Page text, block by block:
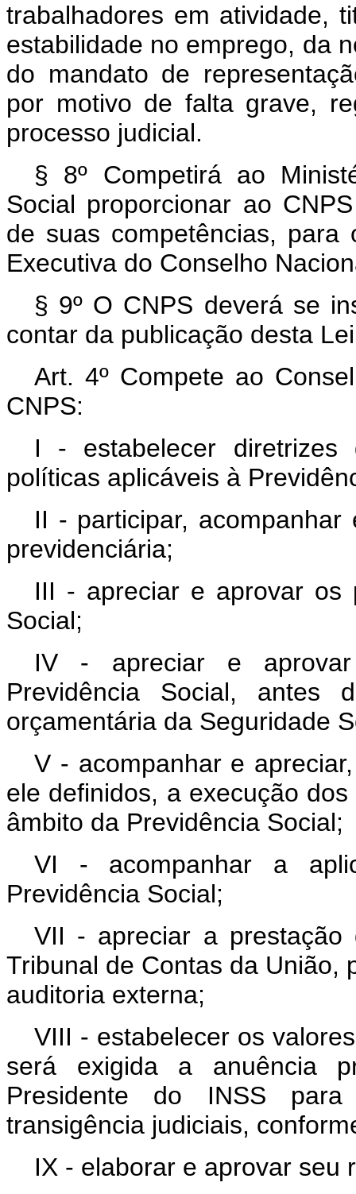
trabalhadores em atividade,
estabilidade no emprego, da
do mandato de
por motivo de falta grave,
processo judicial.
§ 8º Competirá ao
Social proporcionar ao
de suas competências,
Executiva do Conselho
§ 9º O CNPS deverá se
contar da publicação desta
Art. 4º Compete ao
CNPS:
I - estabelecer
políticas aplicáveis à
II - participar,
previdenciária;
III - apreciar e aprovar os
Social;
IV - apreciar e aprovar
Previdência Social, antes
orçamentária da Seguridade
V - acompanhar e
ele definidos, a execução
âmbito da Previdência Social;
VI - acompanhar a
Previdência Social;
VII - apreciar a
Tribunal de Contas da União,
auditoria externa;
VIII - estabelecer os
será exigida a anuência
Presidente do INSS
transigência judiciais,
IX - elaborar e aprovar seu